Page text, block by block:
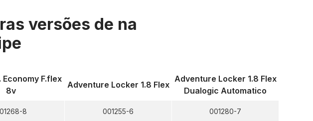
versões de na
Economy F.flex
8v
8
Adventure Locker 1.8 Flex
001255-6
Adventure Locker 1.8 Flex
Dualogic Automatico
001280-7